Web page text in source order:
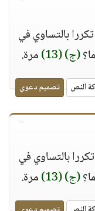
بالتساوي في
(ج)(13) مرة.
النص تصميم دعوي
بالتساوي في
(ج)(13) مرة.